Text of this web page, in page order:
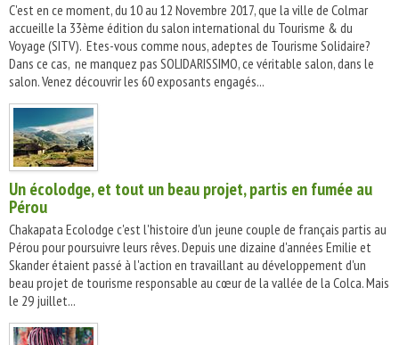
C'est en ce moment, du 10 au 12 Novembre 2017, que la ville de Colmar
accueille la 33ème édition du salon international du Tourisme & du
Voyage (SITV). Etes-vous comme nous, adeptes de Tourisme Solidaire?
Dans ce cas, ne manquez pas SOLIDARISSIMO, ce véritable salon, dans le
salon. Venez découvrir les 60 exposants engagés...
Un écolodge, et tout un beau projet, partis en fumée au
Pérou
Chakapata Ecolodge c'est l'histoire d'un jeune couple de français partis au
Pérou pour poursuivre leurs rêves. Depuis une dizaine d'années Emilie et
Skander étaient passé à l'action en travaillant au développement d'un
beau projet de tourisme responsable au cœur de la vallée de la Colca. Mais
le 29 juillet...